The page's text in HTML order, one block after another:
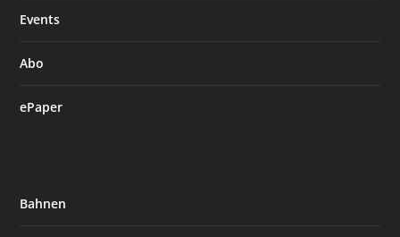
Events
Abo
ePaper
Bahnen